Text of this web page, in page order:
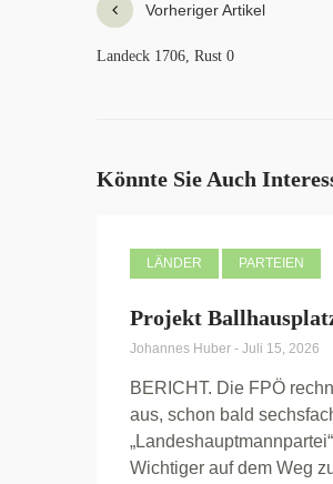
Vorheriger Artikel
Landeck 1706, Rust 0
Könnte Sie Auch
LÄNDER PARTEIEN
Projekt
Johannes Huber - Juli 15, 2026
BERICHT. Die FPÖ
aus, schon bald
Wichtiger auf dem Weg